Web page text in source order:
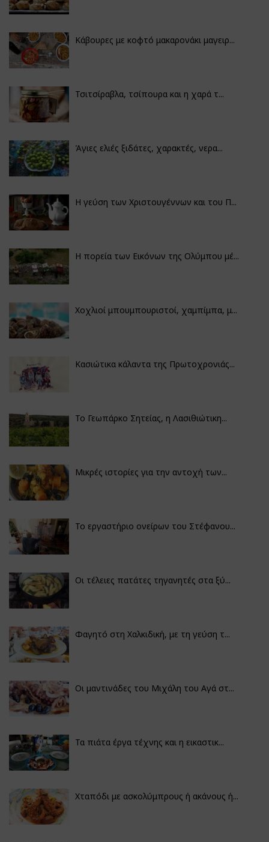
Κάβουρες με κοφτό μακαρονάκι μαγειρ...
Τσιτσίραβλα, τσίπουρα και η χαρά τ...
Άγιες ελιές ξιδάτες, χαρακτές, νερα...
Η γεύση των Χριστουγέννων και του Π...
Η πορεία των Εικόνων της Ολύμπου μέ...
Χοχλιοί μπουμπουριστοί, χαμπίμπα, μ...
Κασιώτικα κάλαντα της Πρωτοχρονιάς...
Το Γεωπάρκο Σητείας, η Λασιθιώτικη...
Μικρές ιστορίες για την αντοχή των...
Το εργαστήριο ονείρων του Στέφανου...
Οι τέλειες πατάτες τηγανητές στα ξύ...
Φαγητό στη Χαλκιδική, με τη γεύση τ...
Οι μαντινάδες του Μιχάλη του Αγά στ...
Τα πιάτα έργα τέχνης και η εικαστικ...
Χταπόδι με ασκολύμπρους ή ακάνους ή...